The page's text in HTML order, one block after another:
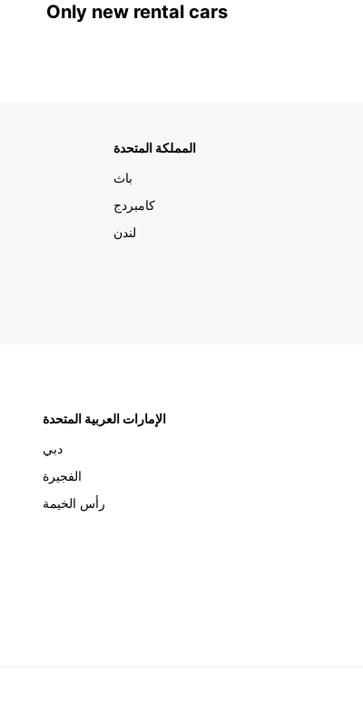
Only new rental cars
المملكة المتحدة
باث
كامبردج
لندن
الإمارات العربية المتحدة
دبي
الفجيرة
رأس الخيمة